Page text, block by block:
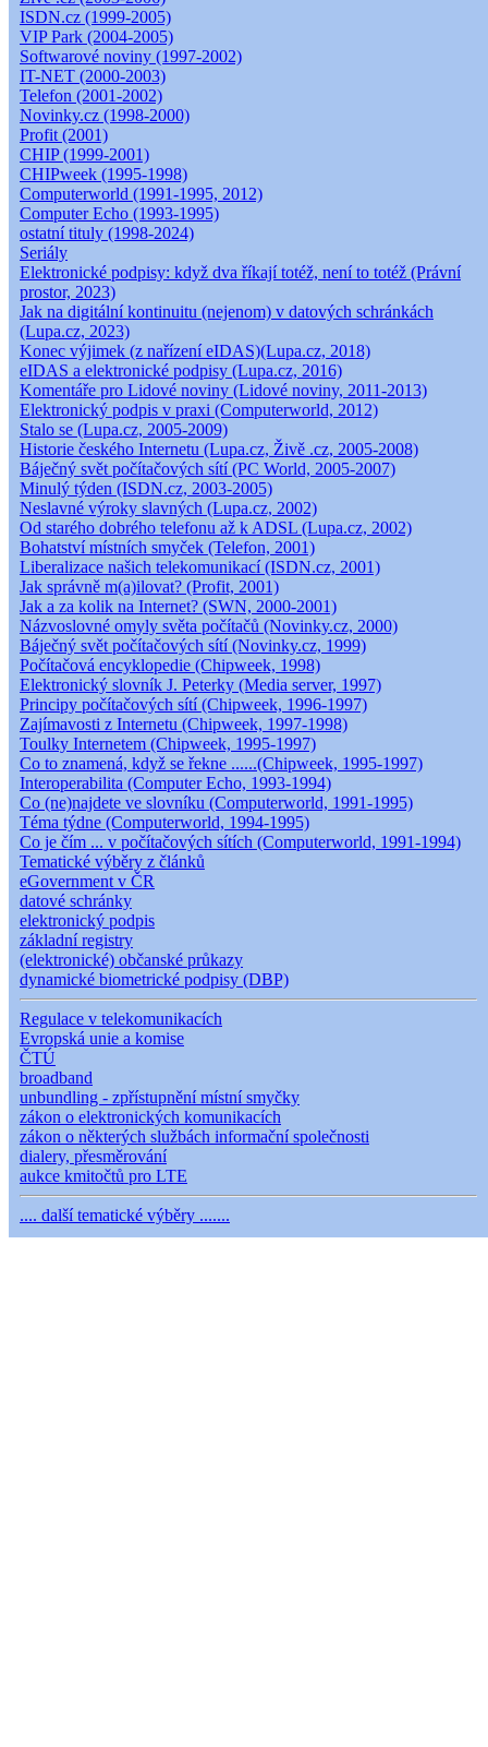
ISDN.cz (1999-2005)
VIP Park (2004-2005)
Softwarové noviny (1997-2002)
IT-NET (2000-2003)
Telefon (2001-2002)
Novinky.cz (1998-2000)
Profit (2001)
CHIP (1999-2001)
CHIPweek (1995-1998)
Computerworld (1991-1995, 2012)
Computer Echo (1993-1995)
ostatní tituly (1998-2024)
Seriály
Elektronické podpisy: když dva říkají totéž, není to totéž (Právní
prostor, 2023)
Jak na digitální kontinuitu (nejenom) v datových schránkách
(Lupa.cz, 2023)
Konec výjimek (z nařízení eIDAS)(Lupa.cz, 2018)
eIDAS a elektronické podpisy (Lupa.cz, 2016)
Komentáře pro Lidové noviny (Lidové noviny, 2011-2013)
Elektronický podpis v praxi (Computerworld, 2012)
Stalo se (Lupa.cz, 2005-2009)
Historie českého Internetu (Lupa.cz, Živě .cz, 2005-2008)
Báječný svět počítačových sítí (PC World, 2005-2007)
Minulý týden (ISDN.cz, 2003-2005)
Neslavné výroky slavných (Lupa.cz, 2002)
Od starého dobrého telefonu až k ADSL (Lupa.cz, 2002)
Bohatství místních smyček (Telefon, 2001)
Liberalizace našich telekomunikací (ISDN.cz, 2001)
Jak správně m(a)ilovat? (Profit, 2001)
Jak a za kolik na Internet? (SWN, 2000-2001)
Názvoslovné omyly světa počítačů (Novinky.cz, 2000)
Báječný svět počítačových sítí (Novinky.cz, 1999)
Počítačová encyklopedie (Chipweek, 1998)
Elektronický slovník J. Peterky (Media server, 1997)
Principy počítačových sítí (Chipweek, 1996-1997)
Zajímavosti z Internetu (Chipweek, 1997-1998)
Toulky Internetem (Chipweek, 1995-1997)
Co to znamená, když se řekne ......(Chipweek, 1995-1997)
Interoperabilita (Computer Echo, 1993-1994)
Co (ne)najdete ve slovníku (Computerworld, 1991-1995)
Téma týdne (Computerworld, 1994-1995)
Co je čím ... v počítačových sítích (Computerworld, 1991-1994)
Tematické výběry z článků
eGovernment v ČR
datové schránky
elektronický podpis
základní registry
(elektronické) občanské průkazy
dynamické biometrické podpisy (DBP)
Regulace v telekomunikacích
Evropská unie a komise
ČTÚ
broadband
unbundling - zpřístupnění místní smyčky
zákon o elektronických komunikacích
zákon o některých službách informační společnosti
dialery, přesměrování
aukce kmitočtů pro LTE
.... další tematické výběry .......